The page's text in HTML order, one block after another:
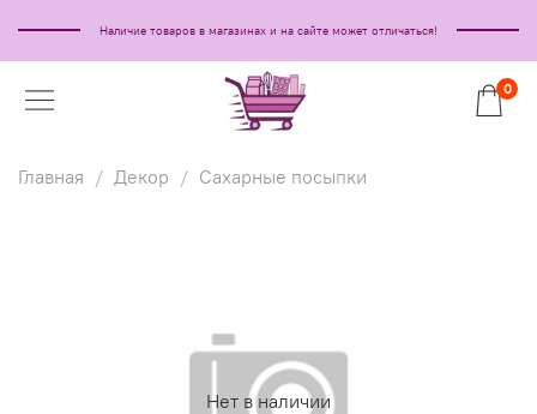
Наличие товаров в магазинах и на сайте может отличаться!
0
Главная Декор Сахарные посыпки
Нет в наличии